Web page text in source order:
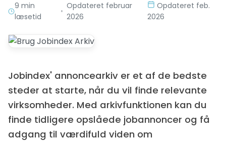
9 min
læsetid
•
Opdateret februar
2026
Opdateret feb.
2026
Jobindex' annoncearkiv er et af de bedste
steder at starte, når du vil finde relevante
virksomheder. Med arkivfunktionen kan du
finde tidligere opslåede jobannoncer og få
adgang til værdifuld viden om